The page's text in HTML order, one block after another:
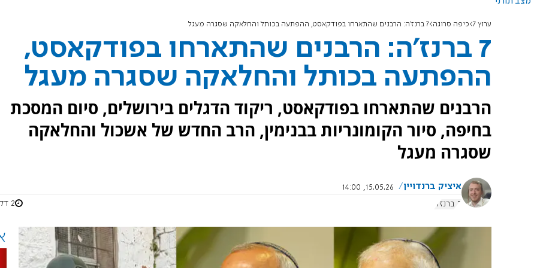
ערוץ 7 כיפה סרוגה 7 ברנז'ה: הרבנים שהתארחו בפודקאסט, ההפתעה בכותל והחלאקה שסגרה מעגל
7 ברנז'ה: הרבנים שהתארחו בפודקאסט,
ההפתעה בכותל והחלאקה שסגרה מעגל
הרבנים שהתארחו בפודקאסט, ריקוד הדגלים בירושלים, סיום המסכת
בחיפה, סיור הקומונריות בבנימין, הרב החדש של אשכול והחלאקה
שסגרה מעגל
איציק ברנדויין
15.05.26, 14:00
7 ברנז'ה
2 דקות